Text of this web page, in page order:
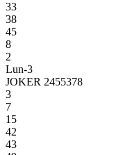
33
38
45
8
2
Lun-3
JOKER 2455378
3
7
15
42
43